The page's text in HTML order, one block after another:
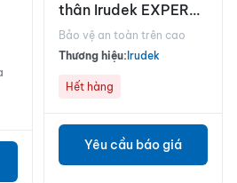
thân Irudek EXPERT
5 PRO
Bảo vệ an toàn trên cao
Thương hiệu: Irudek
Hết hàng
Yêu cầu báo giá